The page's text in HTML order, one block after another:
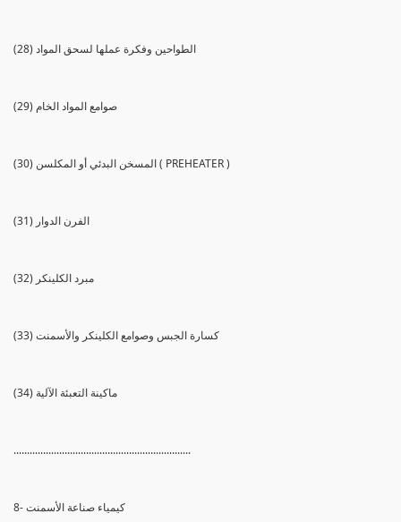
(28) الطواحين وفكرة عملها لسحق المواد
(29) صوامع المواد الخام
(30) المسخن البدئي أو المكلسن ( PREHEATER )
(31) الفرن الدوار
(32) مبرد الكلينكر
(33) كسارة الجبس وصوامع الكلينكر والأسمنت
(34) ماكينة التعبئة الآلية
..................................................................
8- كيمياء صناعة الأسمنت